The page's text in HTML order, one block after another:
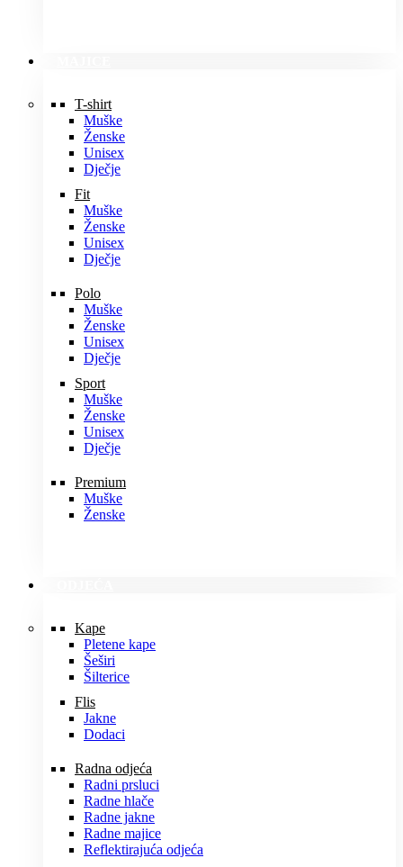
T-shirt
Muške
Ženske
Unisex
Dječje
Fit
Muške
Ženske
Unisex
Dječje
Polo
Muške
Ženske
Unisex
Dječje
Sport
Muške
Ženske
Unisex
Dječje
Premium
Muške
Ženske
Kape
Pletene kape
Šeširi
Šilterice
Flis
Jakne
Dodaci
Radna odjeća
Radni prsluci
Radne hlače
Radne jakne
Radne majice
Reflektirajuća odjeća